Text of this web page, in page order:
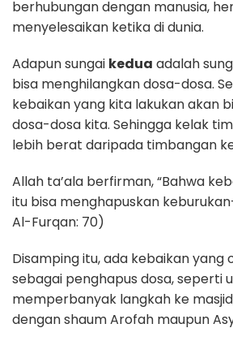
berhubungan dengan manusia,
menyelesaikan ketika di dunia.
Adapun sungai kedua adalah
bisa menghilangkan dosa-dosa.
kebaikan yang kita lakukan akan
dosa-dosa kita. Sehingga kelak
lebih berat daripada timbangan
Allah ta’ala berfirman, “Bahwa
itu bisa menghapuskan
Al-Furqan: 70)
Disamping itu, ada kebaikan yang
sebagai penghapus dosa, seperti
memperbanyak langkah ke
dengan shaum Arofah maupun